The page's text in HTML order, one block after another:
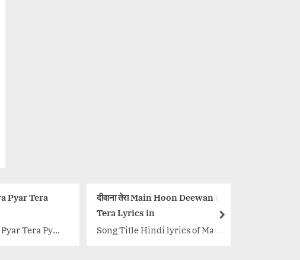
दीवाना तेरा Main Hoon Deewana
Song Title Hindi lyrics of Main
रोज़ाना Rozana Lyrics in Hindi –
Shreya Ghoshal | Naam
Shabana
Song Title : Rozana Movie:
next